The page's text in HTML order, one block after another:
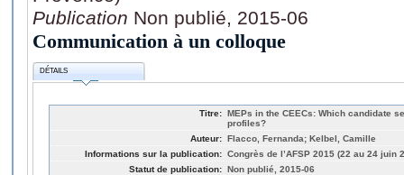
Publication Non publié, 2015-06
Communication à un colloque
DÉTAILS
Titre: MEPs in the CEECs: Which candidate
profiles?
Auteur: Flacco, Fernanda; Kelbel, Camille
Informations sur la publication: Congrès de l’AFSP 2015 (22 au 24 juin
Statut de publication: Non publié, 2015-06